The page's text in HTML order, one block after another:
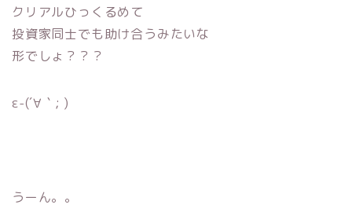
クリアルひっくるめて
投資家同士でも助け合うみたいな
形でしょ？？？
ε-(´∀｀; )
うーん。。